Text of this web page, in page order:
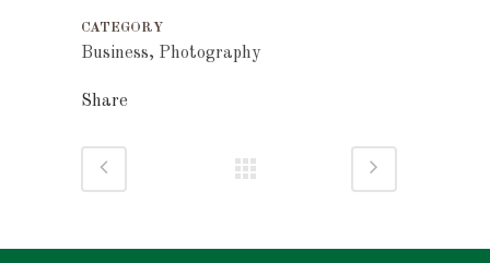
CATEGORY
Business, Photography
Share